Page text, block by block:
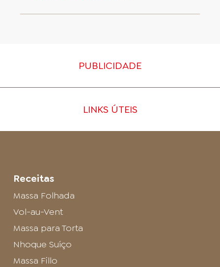
PUBLICIDADE
LINKS ÚTEIS
Receitas
Massa Folhada
Vol-au-Vent
Massa para Torta
Nhoque Suíço
Massa Fillo